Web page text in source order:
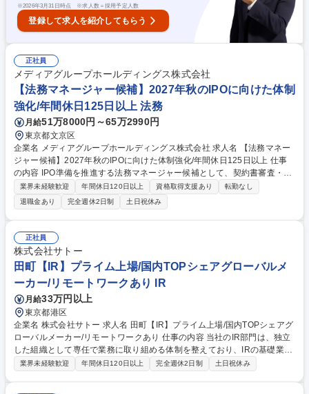
いを届け、お客様の心を動かす
※2026年3月31日時点 ※求人数＝採用予定人数
登録して求人を紹介してもらう
正社員
メディアグループホールディングス株式会社
【法務マネージャー候補】2027年秋のIPOに向けた体制
強化/年間休日125日以上 法務
月給51万8000円～65万2990円
東京都文京区
企業名 メディアグループホールディングス株式会社 求人名 【法務マネー
ジャー候補】2027年秋のIPOに向けた体制強化/年間休日125日以上 仕事
の内容 IPO準備を推進する法務マネージャー候補として、契約書審査・作
成、知財・広告法務、コンプライアンス対応、会議体運営など幅広い法務
業務を担当。法務体制の構築を通じて事業成長とガバナンス強化を支援し
ます。 ■非定型契約を含む各種契約書の審査・作成・改訂・管理 ■営業提
案書、広告宣伝物、重要稟議案件の法務レビュー ■商標出願、ブランド戦
略立案、著作権リスク判断への対応 ■景表法・薬機法・医療広告GLに関す
る審査・代替案提示 ■コンプライアンス体制構築、当局対応、研修企画・
運営 ■取締役会・株主総会運営、規程整備、電子契約推進業務 等 募集職
種 【法務マネージャー候補】2027年秋のIPOに向けた体制強化/年間休日1
25日以上
業界未経験歓迎 年間休日120日以上 資格取得支援あり
転勤なし
退職金あり
完全週休2日制 土日祝休み
正社員
株式会社サトー
田町【IR】プライム上場/国内TOPシェアグローバルメ
ーカー/リモートワークあり IR
月給33万円以上
東京都港区
企業名 株式会社サトー 求人名 田町【IR】プライム上場/国内TOPシェアグ
ローバルメーカー/リモートワークあり 仕事の内容 当社のIR部門は、独立
した組織として専任で業務に取り組める体制を整えており、IRの基礎業務
から、経営メッセージの設計といった上流業務まで幅広く携わることがで
業界未経験歓迎 年間休日120日以上 完全週休2日制 土日祝休み